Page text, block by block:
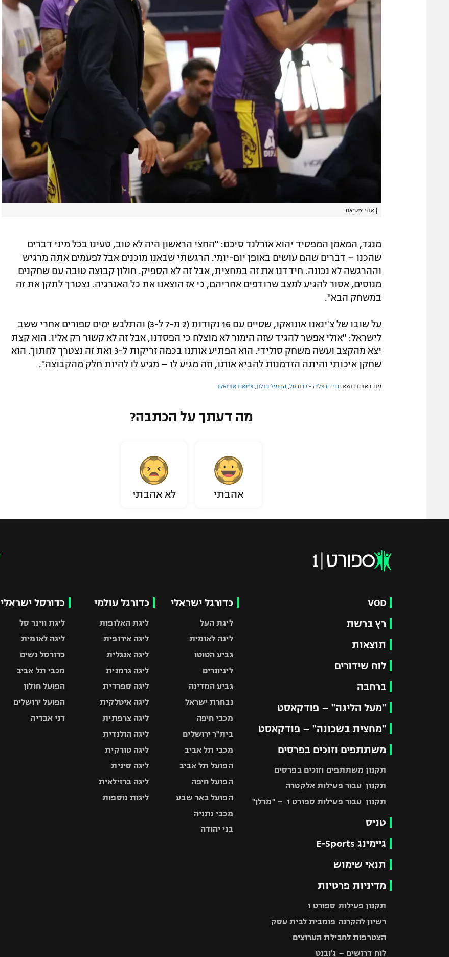
| אודי ציטיאט
מנגד, המאמן המפסיד יהוא אורלנד סיכם: "החצי הראשון היה לא טוב, טעינו בכל מיני דברים
שהכנו – דברים שהם עושים באופן יום-יומי. הרגשתי שבאנו מוכנים אבל לפעמים אתה מרגיש
וההרגשה לא נכונה. חידדנו את זה במחצית, אבל זה לא הספיק. חולון קבוצה טובה עם שחקנים
מנוסים, אסור להגיע למצב שרודפים אחריהם, כי אז הוצאנו את כל האנרגיה. נצטרך לתקן את זה
במשחק הבא".
על שובו של צ'ינאנו אונואקו, שסיים עם 16 נקודות (2 מ-7 ל-3) והתלבש ימים ספורים אחרי ששב
לישראל: "אולי אפשר להגיד שזה הימור לא מוצלח כי הפסדנו, אבל זה לא קשור רק אליו. הוא קצת
יצא מהקצב ועשה משחק סולידי. הוא הפתיע אותנו בכמה זריקות ל-3 ואת זה נצטרך לחתוך. הוא
שחקן איכותי והיתה הזדמנות להביא אותו, וזה מגיע לו – מגיע לו להיות חלק מהקבוצה".
עוד באותו נושא: בני הרצליה - כדורסל הפועל חולון צ'ינאנו אונואקו
מה דעתך על הכתבה?
אהבתי לא אהבתי
VOD
רץ ברשת
תוצאות
לוח שידורים
ברחבה
"מעל הליגה" – פודקאסט
"מחצית בשכונה" – פודקאסט
משתתפים וזוכים בפרסים
תקנון משתתפים וזוכים בפרסים
תקנון עבור פעילות אלקטרה
תקנון עבור פעילות ספורט 1 – "מרלן"
טניס
גיימינג E-Sports
תנאי שימוש
מדיניות פרטיות
תקנון פעילות ספורט 1
רשיון להקרנה פומבית לבית עסק
הצטרפות לחבילת הערוצים
לוח דרושים – ג'ובנט
כדורגל ישראלי
ליגת העל
ליגה לאומית
גביע הטוטו
ליגיונרים
גביע המדינה
נבחרת ישראל
מכבי חיפה
בית"ר ירושלים
מכבי תל אביב
הפועל תל אביב
הפועל חיפה
הפועל באר שבע
מכבי נתניה
בני יהודה
כדורגל עולמי
ליגת האלופות
ליגה אירופית
ליגה אנגלית
ליגה גרמנית
ליגה ספרדית
ליגה איטלקית
ליגה צרפתית
ליגה הולנדית
ליגה טורקית
ליגה סינית
ליגה ברזילאית
ליגות נוספות
כדורסל ישראלי
ליגת ווינר סל
ליגה לאומית
כדורסל נשים
מכבי תל אביב
הפועל חולון
הפועל ירושלים
דני אבדיה